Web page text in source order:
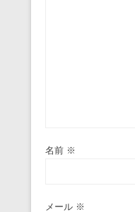
名前 ※
メール ※